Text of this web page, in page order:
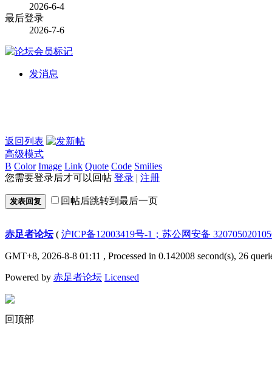
2026-6-4
最后登录
2026-7-6
发消息
返回列表
高级模式
B Color Image Link Quote Code Smilies
您需要登录后才可以回帖 登录 | 注册
发表回复 回帖后跳转到最后一页
赤足者论坛( 沪ICP备12003419号-1；苏公网安备
GMT+8, 2026-8-8 01:11 , Processed in 0.142008 second(s), 26
Powered by 赤足者论坛 Licensed
回顶部